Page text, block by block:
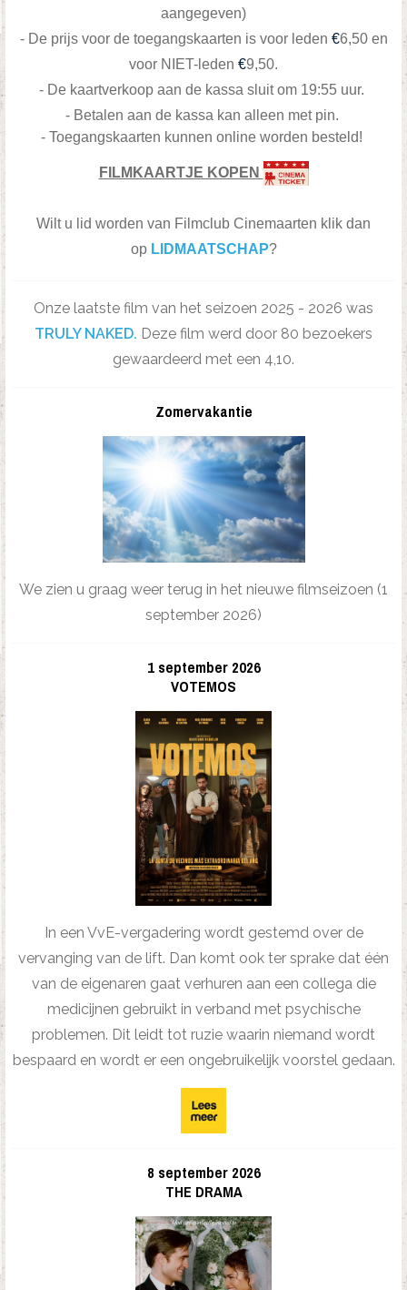
aangegeven)
- De prijs voor de toegangskaarten is voor leden €6,50 en
voor NIET-leden €9,50.
- De kaartverkoop aan de kassa sluit om 19:55 uur.
- Betalen aan de kassa kan alleen met pin.
- Toegangskaarten kunnen online worden besteld!
FILMKAARTJE KOPEN
Wilt u lid worden van Filmclub Cinemaarten klik dan
op LIDMAATSCHAP?
Onze laatste film van het seizoen 2025 - 2026 was
TRULY NAKED. Deze film werd door 80 bezoekers
gewaardeerd met een 4,10.
Zomervakantie
We zien u graag weer terug in het nieuwe filmseizoen (1
september 2026)
1 september 2026
VOTEMOS
In een VvE-vergadering wordt gestemd over de
vervanging van de lift. Dan komt ook ter sprake dat één
van de eigenaren gaat verhuren aan een collega die
medicijnen gebruikt in verband met psychische
problemen. Dit leidt tot ruzie waarin niemand wordt
bespaard en wordt er een ongebruikelijk voorstel gedaan.
8 september 2026
THE DRAMA